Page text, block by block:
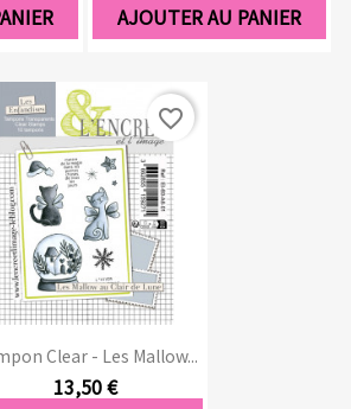
AJOUTER AU PANIER
Clear - Les Mallow...
13,50 €
favorite_border